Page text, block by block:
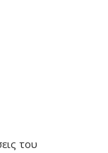
του